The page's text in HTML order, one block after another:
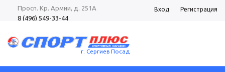
Просп. Кр. Армии, д. 251А
8 (496) 549-33-44
Просп. Кр. Армии, д. 105
8 (496) 540-52-62
Вход Регистрация
г. Сергиев Посад